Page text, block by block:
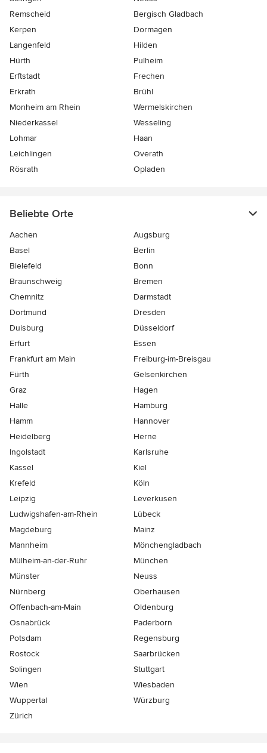
Remscheid
Bergisch Gladbach
Kerpen
Dormagen
Langenfeld
Hilden
Hürth
Pulheim
Erftstadt
Frechen
Erkrath
Brühl
Monheim am Rhein
Wermelskirchen
Niederkassel
Wesseling
Lohmar
Haan
Leichlingen
Overath
Rösrath
Opladen
Beliebte Orte
Aachen
Augsburg
Basel
Berlin
Bielefeld
Bonn
Braunschweig
Bremen
Chemnitz
Darmstadt
Dortmund
Dresden
Duisburg
Düsseldorf
Erfurt
Essen
Frankfurt am Main
Freiburg-im-Breisgau
Fürth
Gelsenkirchen
Graz
Hagen
Halle
Hamburg
Hamm
Hannover
Heidelberg
Herne
Ingolstadt
Karlsruhe
Kassel
Kiel
Krefeld
Köln
Leipzig
Leverkusen
Ludwigshafen-am-Rhein
Lübeck
Magdeburg
Mainz
Mannheim
Mönchen­gladbach
Mülheim-an-der-Ruhr
München
Münster
Neuss
Nürnberg
Oberhausen
Offenbach-am-Main
Oldenburg
Osnabrück
Paderborn
Potsdam
Regensburg
Rostock
Saarbrücken
Solingen
Stuttgart
Wien
Wiesbaden
Wuppertal
Würzburg
Zürich